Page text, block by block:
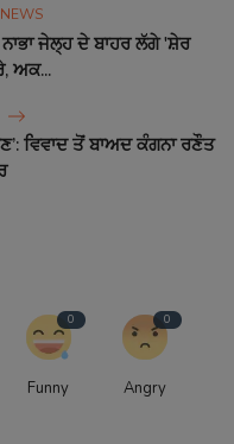
ਜੇਲ੍ਹ ਦੇ ਬਾਹਰ ਲੱਗੇ 'ਸ਼ੇਰ
ਅਕ...
ਵਿਵਾਦ ਤੋਂ ਬਾਅਦ ਕੰਗਨਾ ਰਣੌਤ
0
Funny
0
Angry